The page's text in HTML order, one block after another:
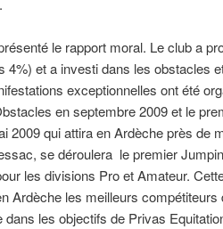
le rapport moral. Le club a
4%) et a investi dans les obstacles
exceptionnelles ont été
en septembre 2009 et le
2009 qui attira en Ardèche près de
se déroulera le premier
les divisions Pro et Amateur.
Ardèche les meilleurs compétiteurs
les objectifs de Privas